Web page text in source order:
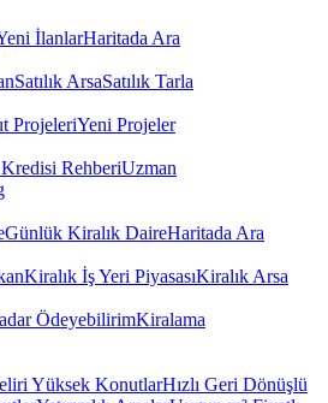
İlanlarHaritada Ara
Satılık ArsaSatılık Tarla
ProjeleriYeni Projeler
RehberiUzman
Günlük Kiralık DaireHaritada Ara
Kiralık İş Yeri PiyasasıKiralık Arsa
ÖdeyebilirimKiralama
Yüksek KonutlarHızlı Geri Dönüşlü